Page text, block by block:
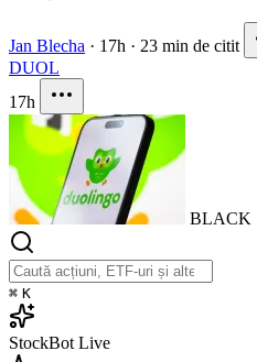
Jan Blecha · 17h · 23 min de citit
DUOL
17h
BLACK
⌘ K
StockBot Live